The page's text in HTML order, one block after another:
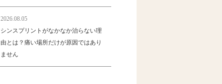
2026.08.05
シンスプリントがなかなか治らない理
由とは？痛い場所だけが原因ではあり
ません